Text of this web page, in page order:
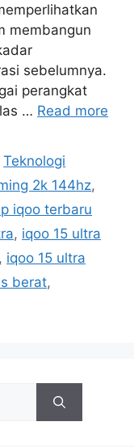
membangun
sebelumnya.
perangkat
… Read more
Teknologi
2k 144hz,
iqoo terbaru
, iqoo 15 ultra
, iqoo 15 ultra
berat,